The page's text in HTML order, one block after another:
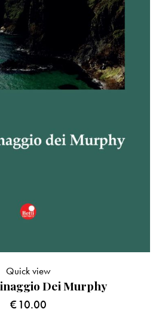
Dei Murphy
€10.00
Quick view